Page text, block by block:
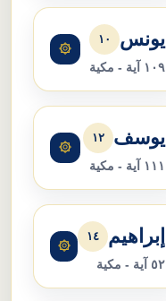
يونس ١٠
١٠٩ آية - مكية
۞
يوسف ١٢
١١١ آية - مكية
۞
إبراهيم ١٤
٥٢ آية - مكية
۞